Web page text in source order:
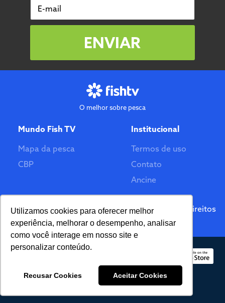
Utilizamos cookies para oferecer melhor
experiência, melhorar o desempenho, analisar
como você interage em nosso site e
personalizar conteúdo.
Recusar Cookies Aceitar Cookies
E-mail
ENVIAR
O melhor sobre pesca
Mundo Fish TV
Mapa da pesca
CBP
Institucional
Termos de uso
Contato
Ancine
Feito por
© 2026 Fish TV - Todos Direitos
Reservados. Versão 2.0